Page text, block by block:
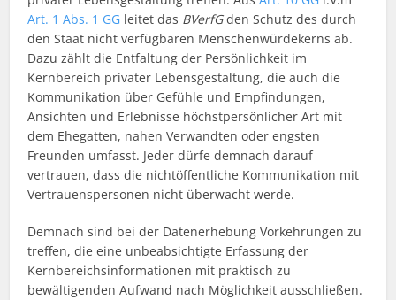
Art. 1 Abs. 1 GG leitet das BVerfGden Schutz des durch
den Staat nicht verfügbaren Menschenwürdekerns ab.
Dazu zählt die Entfaltung der Persönlichkeit im
Kernbereich privater Lebensgestaltung, die auch die
Kommunikation über Gefühle und Empfindungen,
Ansichten und Erlebnisse höchstpersönlicher Art mit
dem Ehegatten, nahen Verwandten oder engsten
Freunden umfasst. Jeder dürfe demnach darauf
vertrauen, dass die nichtöffentliche Kommunikation mit
Vertrauenspersonen nicht überwacht werde.
Demnach sind bei der Datenerhebung Vorkehrungen zu
treffen, die eine unbeabsichtigte Erfassung der
Kernbereichsinformationen mit praktisch zu
bewältigenden Aufwand nach Möglichkeit ausschließen.